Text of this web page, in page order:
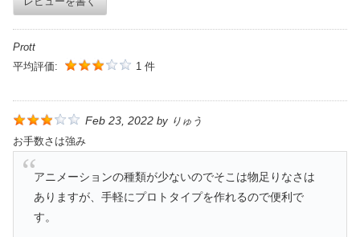
Prott
平均評価:
1 件
Feb 23, 2022 by りゅう
お手数さは強み
アニメーションの種類が少ないのでそこは物足りなさは
ありますが、手軽にプロトタイプを作れるので便利で
す。